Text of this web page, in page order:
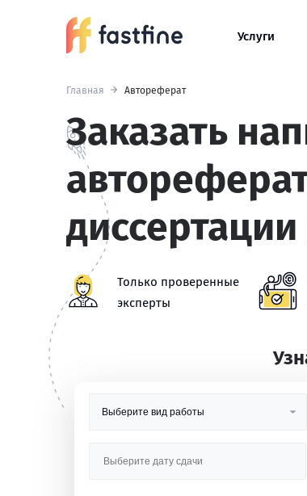
Услуги
Главная Автореферат
Заказать
Только проверенные
эксперты